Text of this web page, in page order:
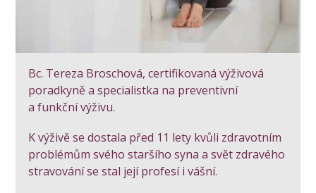
Bc. Tereza Broschová, certifikovaná výživová
poradkyně a specialistka na preventivní
a funkční výživu.
K výživě se dostala před 11 lety kvůli zdravotním
problémům svého staršího syna a svět zdravého
stravování se stal její profesí i vášní.